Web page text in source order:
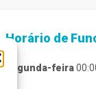
Horário de
segunda-feira